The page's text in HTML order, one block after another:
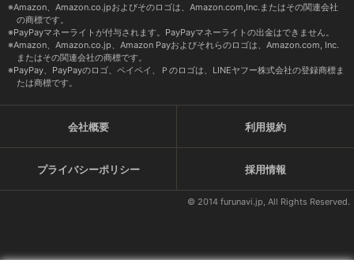
Amazon、Amazon.co.jpおよびそのロゴは、Amazon.com,Inc.またはその関連会社
の商標です。
PayPayマネーライトが付与されます。PayPayマネーライトの出金はできません。
Amazon、Amazon.co.jp、Amazon Payおよびそれらのロゴは、Amazon.com, Inc.
またはその関連会社の商標です。
PayPay、PayPayのロゴ、ペイペイ、Ｐのロゴは、LINEヤフー株式会社の登録商標ま
たは商標です。
会社概要 利用規約
プライバシーポリシー 採用情報
© 2014 furunavi.jp, All Rights Reserved.